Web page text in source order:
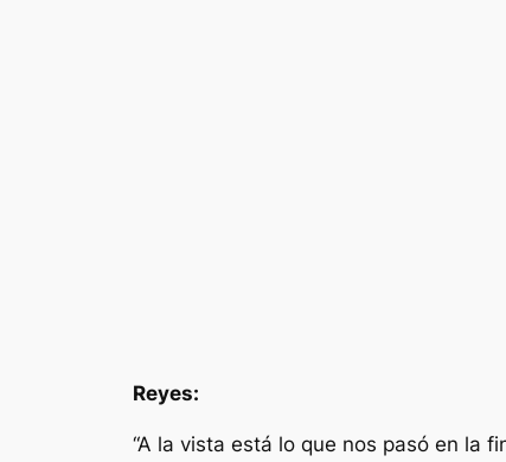
Reyes:
“A la vista está lo que nos pasó en la